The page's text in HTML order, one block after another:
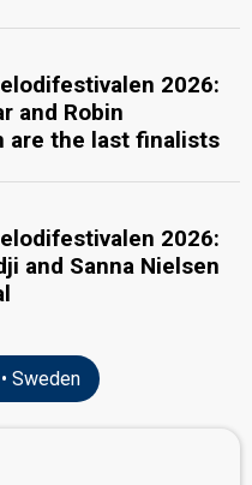
2026:
and Robin
are the last finalists
2026:
and Sanna Nielsen
Sweden